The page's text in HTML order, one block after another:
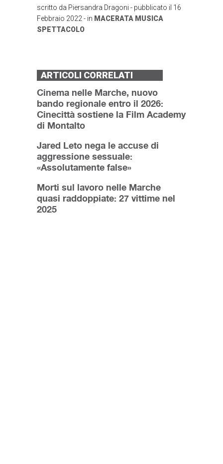
scritto da Piersandra Dragoni - pubblicato il 16
Febbraio 2022 - in MACERATA MUSICA
SPETTACOLO
ARTICOLI CORRELATI
Cinema nelle Marche, nuovo
bando regionale entro il 2026:
Cinecittà sostiene la Film Academy
di Montalto
Jared Leto nega le accuse di
aggressione sessuale:
«Assolutamente false»
Morti sul lavoro nelle Marche
quasi raddoppiate: 27 vittime nel
2025